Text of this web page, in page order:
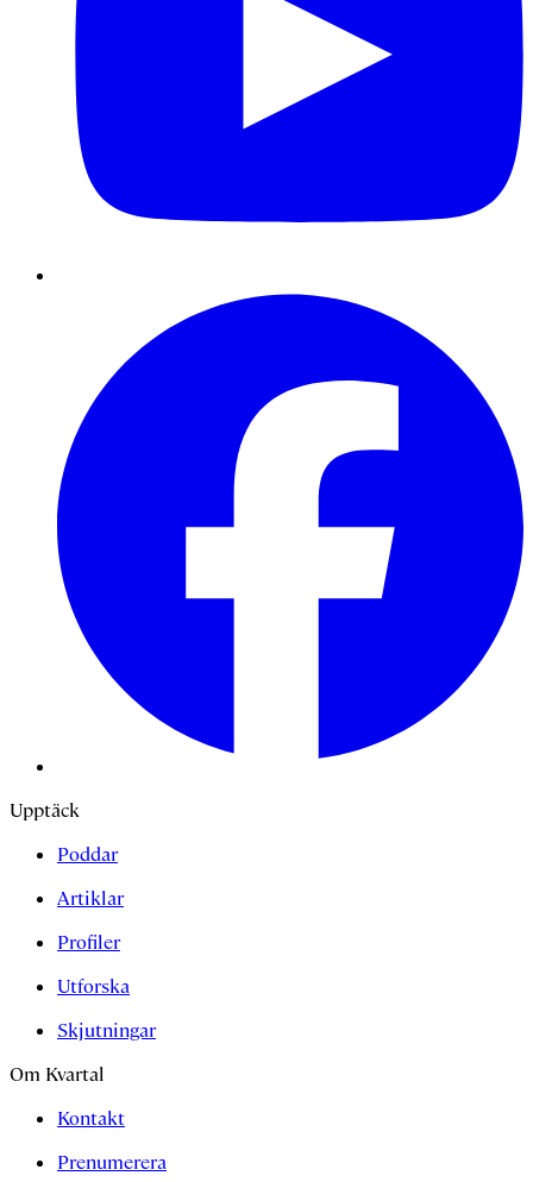
Upptäck
Poddar
Artiklar
Profiler
Utforska
Skjutningar
Om Kvartal
Kontakt
Prenumerera